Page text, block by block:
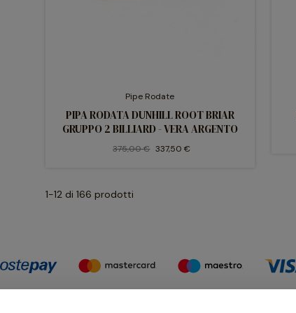
Pipe Rodate
PIPA RODATA DUNHILL ROOT BRIAR
GRUPPO 2 BILLIARD - VERA ARGENTO
375,00 € 337,50 €
1-12 di 166 prodotti